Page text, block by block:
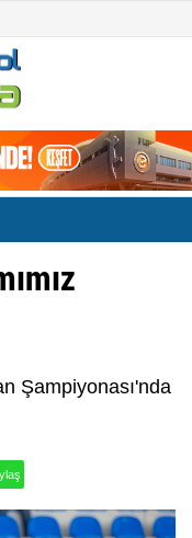
Şampiyonası'nda